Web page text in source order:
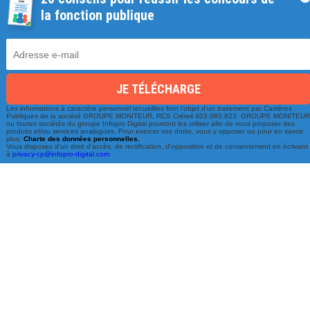
Une équipe à votre écoute
du lundi au vendredi de 9h à 17h
01 79 06 76 68
la fonction publique
Les informations à caractère personnel recueillies font l'objet d'un traitement par Carrières
Publiques de la société GROUPE MONITEUR, RCS Créteil 403.080.823. GROUPE MONITEUR
ou toutes sociétés du groupe Infopro Digital pourront les utiliser afin de vous proposer des
produits et/ou services analogues. Pour exercer vos droits, vous y opposer ou pour en savoir
plus:Charte des données personnelles.
Vous disposez d'un droit d'accès, de rectification, d'opposition et de consentement en écrivant
àprivacy-cp@infopro-digital.com